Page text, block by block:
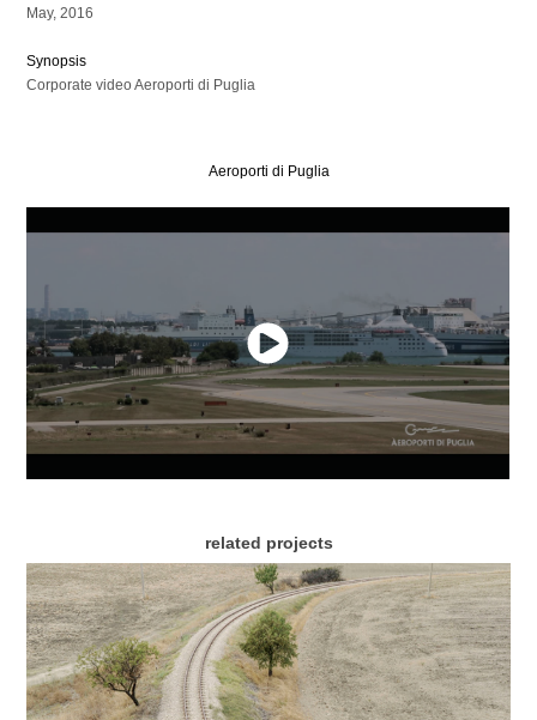
May, 2016
Synopsis
Corporate video Aeroporti di Puglia
Aeroporti di Puglia
related projects